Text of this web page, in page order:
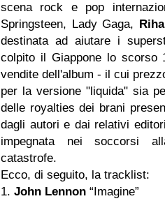
scena rock e pop
Springsteen, Lady Gaga,
destinata ad aiutare i
colpito il Giappone lo scorso
vendite dell'album - il cui
per la versione "liquida" sia
delle royalties dei brani
dagli autori e dai relativi
impegnata nei soccorsi
catastrofe.
Ecco, di seguito, la tracklist:
1. John Lennon “Imagine”